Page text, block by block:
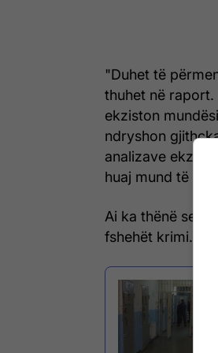
"Duhet të
thuhet në
ekziston
ndryshon
analizave
huaj mund të
Ai ka thënë se
fshehët krimi.